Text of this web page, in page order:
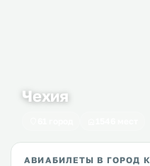
Чехия
АВИАБИЛЕТЫ В ГОРОД